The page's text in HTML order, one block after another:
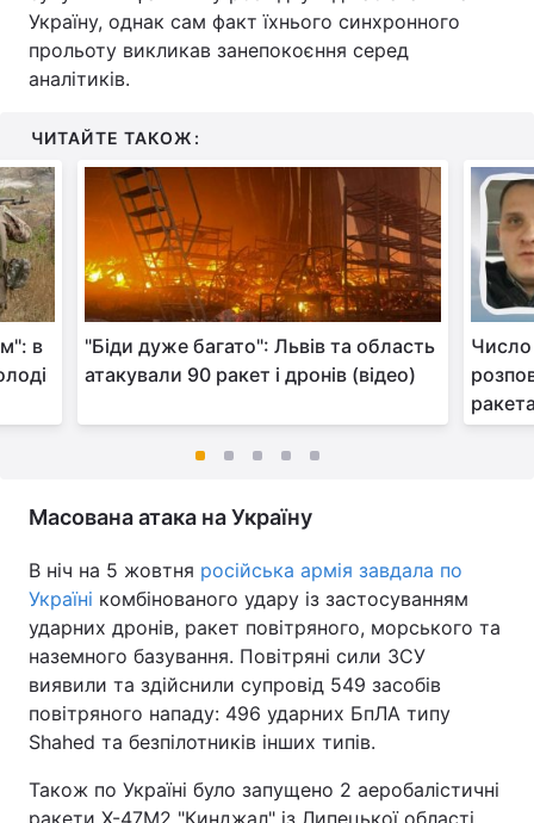
Україну, однак сам факт їхнього синхронного
прольоту викликав занепокоєння серед
аналітиків.
ЧИТАЙТЕ ТАКОЖ:
в
"Біди дуже багато": Львів та область
атакували 90 ракет і дронів (відео)
Число
Масована атака на Україну
В ніч на 5 жовтня російська армія завдала по
Україні комбінованого удару із застосуванням
ударних дронів, ракет повітряного, морського та
наземного базування. Повітряні сили ЗСУ
виявили та здійснили супровід 549 засобів
повітряного нападу: 496 ударних БпЛА типу
Shahed та безпілотників інших типів.
Також по Україні було запущено 2 аеробалістичні
ракети Х-47М2 "Кинджал" із Липецької області